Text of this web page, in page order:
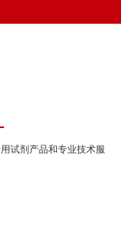
试剂产品和专业技术服